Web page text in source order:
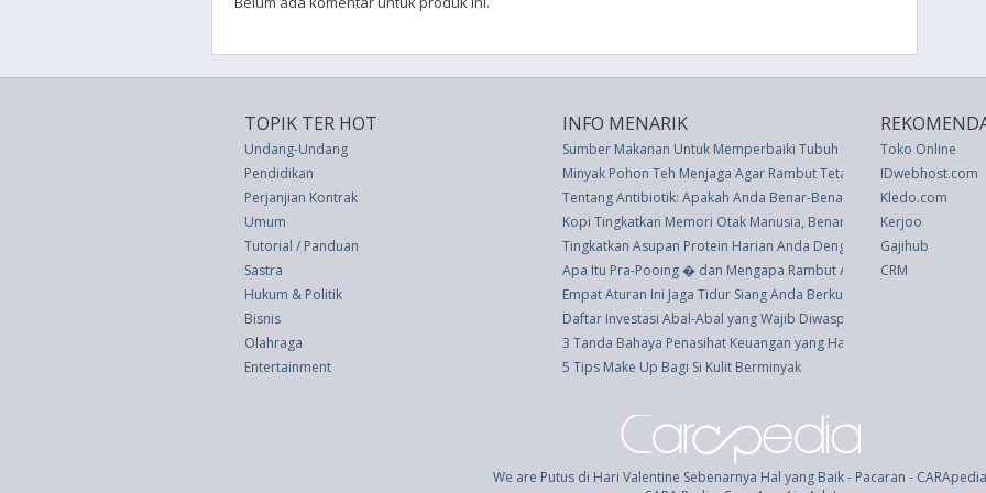
TOPIK TER HOT
Undang-Undang
Pendidikan
Perjanjian Kontrak
Umum
Tutorial / Panduan
Sastra
Hukum & Politik
Bisnis
Olahraga
Entertainment
INFO MENARIK
Sumber Makanan Untuk Memperbaiki Tubuh Setelah Berhenti
Minyak Pohon Teh Menjaga Agar Rambut Tetap Wangi
Tentang Antibiotik: Apakah Anda Benar-Benar Perlu
Kopi Tingkatkan Memori Otak Manusia, Benarkah
Tingkatkan Asupan Protein Harian Anda Dengan 5 Makanan Ini
Apa Itu Pra-Pooing � dan Mengapa Rambut Anda Hilang Jika Anda
Empat Aturan Ini Jaga Tidur Siang Anda Berkualitas
Daftar Investasi Abal-Abal yang Wajib Diwaspadai
3 Tanda Bahaya Penasihat Keuangan yang Harus Anda Waspadai
5 Tips Make Up Bagi Si Kulit Berminyak
Toko Online
IDwebhost.com
Kledo.com
Kerjoo
Gajihub
CRM
We are Putus di Hari Valentine Sebenarnya Hal yang Baik - Pacaran - CARApedia